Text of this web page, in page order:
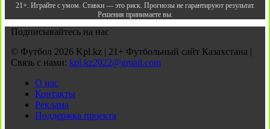
21+. Играйте с умом. Ставки — это риск. Прогнозы не гарантируют результат.
Решения принимаете вы.
Подписывайтесь на нас
© Футбол 2026 Kpl.kz | 21+ Футбольный сайт Казахстана |
Связь с нами: kpl.kz2022@gmail.com
О нас
Контакты
Реклама
Поддержка проекта